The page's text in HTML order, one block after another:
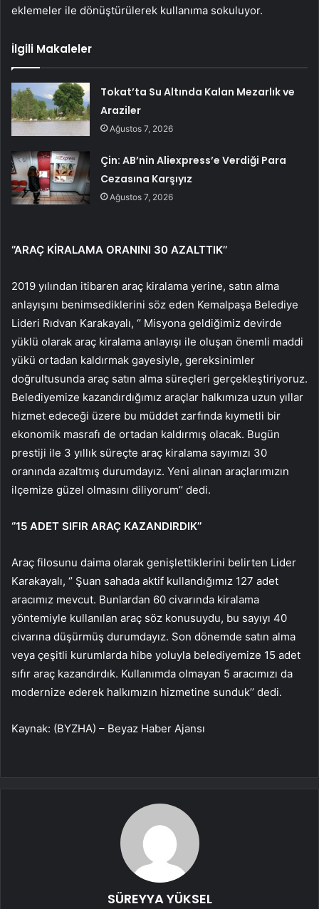
eklemeler ile dönüştürülerek kullanıma sokuluyor.
İlgili Makaleler
Tokat’ta Su Altında Kalan Mezarlık ve
Araziler
Ağustos 7, 2026
Çin: AB’nin Aliexpress’e Verdiği Para
Cezasına Karşıyız
Ağustos 7, 2026
‘’ARAÇ KİRALAMA ORANINI 30 AZALTTIK’’
2019 yılından itibaren araç kiralama yerine, satın alma
anlayışını benimsediklerini söz eden Kemalpaşa Belediye
Lideri Rıdvan Karakayalı, ‘’ Misyona geldiğimiz devirde
yüklü olarak araç kiralama anlayışı ile oluşan önemli maddi
yükü ortadan kaldırmak gayesiyle, gereksinimler
doğrultusunda araç satın alma süreçleri gerçekleştiriyoruz.
Belediyemize kazandırdığımız araçlar halkımıza uzun yıllar
hizmet edeceği üzere bu müddet zarfında kıymetli bir
ekonomik masrafı de ortadan kaldırmış olacak. Bugün
prestiji ile 3 yıllık süreçte araç kiralama sayımızı 30
oranında azaltmış durumdayız. Yeni alınan araçlarımızın
ilçemize güzel olmasını diliyorum’’ dedi.
‘’15 ADET SIFIR ARAÇ KAZANDIRDIK’’
Araç filosunu daima olarak genişlettiklerini belirten Lider
Karakayalı, ‘’ Şuan sahada aktif kullandığımız 127 adet
aracımız mevcut. Bunlardan 60 civarında kiralama
yöntemiyle kullanılan araç söz konusuydu, bu sayıyı 40
civarına düşürmüş durumdayız. Son dönemde satın alma
veya çeşitli kurumlarda hibe yoluyla belediyemize 15 adet
sıfır araç kazandırdık. Kullanımda olmayan 5 aracımızı da
modernize ederek halkımızın hizmetine sunduk’’ dedi.
Kaynak: (BYZHA) – Beyaz Haber Ajansı
SÜREYYA YÜKSEL